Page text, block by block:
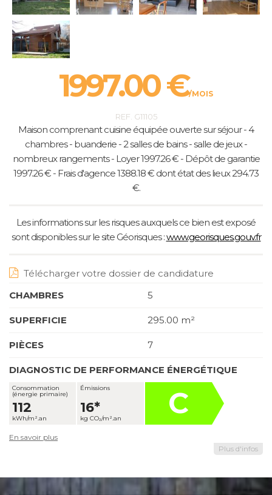
1997.00 €/MOIS
REF. G11105
Maison comprenant cuisine équipée ouverte sur séjour - 4
chambres - buanderie - 2 salles de bains - salle de jeux -
nombreux rangements - Loyer 1997.26 € - Dépôt de garantie
1997.26 € - Frais d'agence 1388.18 € dont état des lieux 294.73
€.
Les informations sur les risques auxquels ce bien est exposé
sont disponibles sur le site Géorisques :www.georisques.gouv.fr
Télécharger votre dossier de candidature
CHAMBRES
5
SUPERFICIE 295.00 m²
PIÈCES 7
Plus d'infos
DIAGNOSTIC DE PERFORMANCE ÉNERGÉTIQUE
Consommation
(énergie primaire)
112
kWh/m².an
Émissions
16*
kg CO₂/m².an C
En savoir plus